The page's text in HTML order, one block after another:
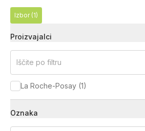
Izbor (1)
Proizvajalci
Iščite po filtru
La Roche-Posay (1)
Oznaka